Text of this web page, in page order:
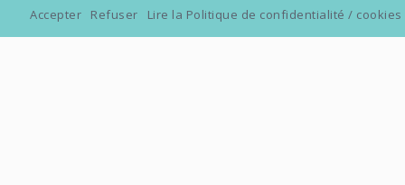
Accepter Refuser Lire la Politique de confidentialité / cookies